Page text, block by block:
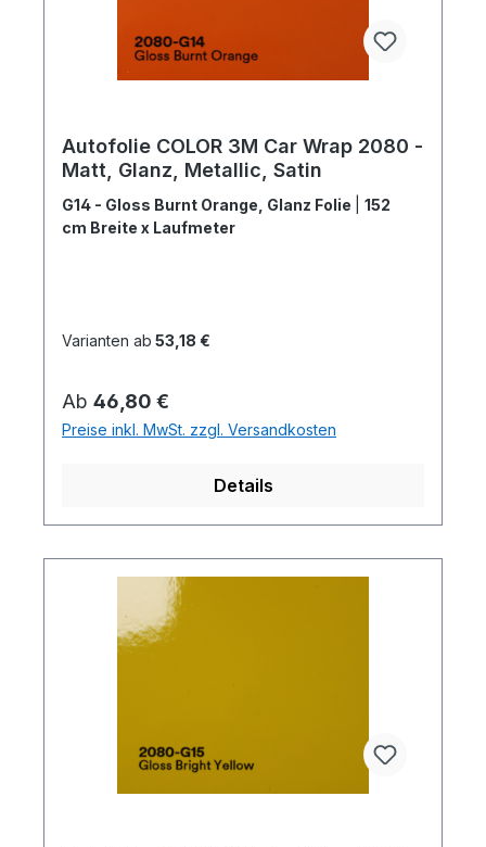
Autofolie COLOR 3M Car Wrap 2080 -
Matt, Glanz, Metallic, Satin
G14 - Gloss Burnt Orange, Glanz Folie
152
cm Breite x Laufmeter
Varianten ab 53,18 €
Regulärer Preis:
Ab 46,80 €
Preise inkl. MwSt. zzgl. Versandkosten
Details